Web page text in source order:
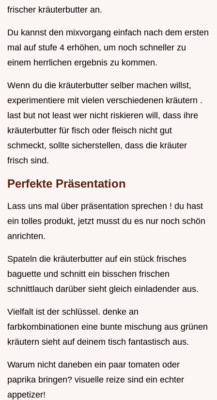
frischer kräuterbutter an.
Du kannst den mixvorgang einfach nach dem ersten
mal auf stufe 4 erhöhen, um noch schneller zu
einem herrlichen ergebnis zu kommen.
Wenn du die kräuterbutter selber machen willst,
experimentiere mit vielen verschiedenen kräutern .
last but not least wer nicht riskieren will, dass ihre
kräuterbutter für fisch oder fleisch nicht gut
schmeckt, sollte sicherstellen, dass die kräuter
frisch sind.
Perfekte Präsentation
Lass uns mal über präsentation sprechen ! du hast
ein tolles produkt, jetzt musst du es nur noch schön
anrichten.
Spateln die kräuterbutter auf ein stück frisches
baguette und schnitt ein bisschen frischen
schnittlauch darüber sieht gleich einladender aus.
Vielfalt ist der schlüssel. denke an
farbkombinationen eine bunte mischung aus grünen
kräutern sieht auf deinem tisch fantastisch aus.
Warum nicht daneben ein paar tomaten oder
paprika bringen? visuelle reize sind ein echter
appetizer!